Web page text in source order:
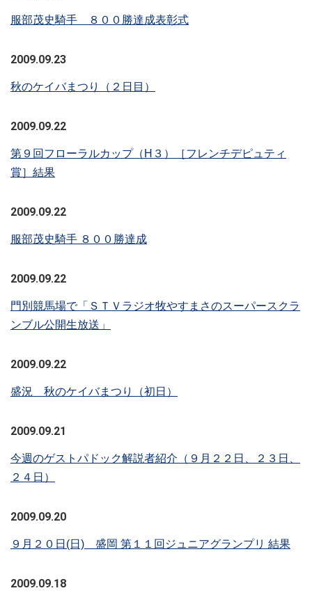
服部茂史騎手 ８００勝達成表彰式
2009.09.23
秋のケイバまつり（２日目）
2009.09.22
第９回フローラルカップ（H３）［フレンチデピュティ
賞］結果
2009.09.22
服部茂史騎手 ８００勝達成
2009.09.22
門別競馬場で「ＳＴＶラジオ牧やすまさのスーパースクラ
ンブル公開生放送」
2009.09.22
盛況 秋のケイバまつり（初日）
2009.09.21
今週のゲストパドック解説者紹介（９月２２日、２３日、
２４日）
2009.09.20
９月２０日(日) 盛岡 第１１回ジュニアグランプリ 結果
2009.09.18